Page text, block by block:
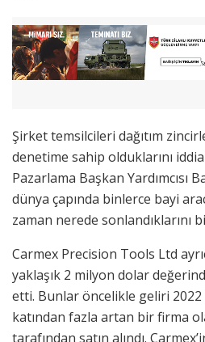
Şirket temsilcileri dağıtım
denetime sahip olduklarını
Pazarlama Başkan Yardımcısı
dünya çapında binlerce bayi
zaman nerede sonlandıklarını
Carmex Precision Tools Ltd
yaklaşık 2 milyon dolar
etti. Bunlar öncelikle geliri 2022
katından fazla artan bir firma
tarafından satın alındı.